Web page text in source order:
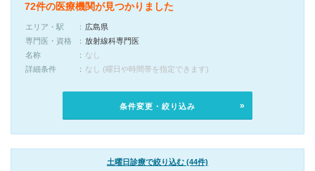
72件の医療機関が見つかりました
エリア・駅
広島県
専門医・資格
放射線科専門医
名称
なし
詳細条件
なし (曜日や時間帯を指定できます)
条件変更・絞り込み
土曜日診療で絞り込む (44件)